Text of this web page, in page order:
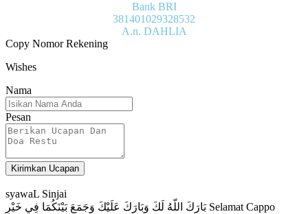
Bank BRI
381401029328532
A.n. DAHLIA
Copy Nomor Rekening
Wishes
Nama
Pesan
Kirimkan Ucapan
syawaL Sinjai
بَارَكَ اللّهُ لَكَ وَبَارَكَ عَلَيْكَ وَجَمَعَ بَيْنَكُمَا فِي خَيْرِ Selamat Cappo